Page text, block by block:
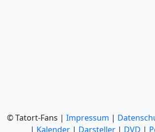
© Tatort-Fans | Impressum |
| Kalender | Darsteller | DVD |